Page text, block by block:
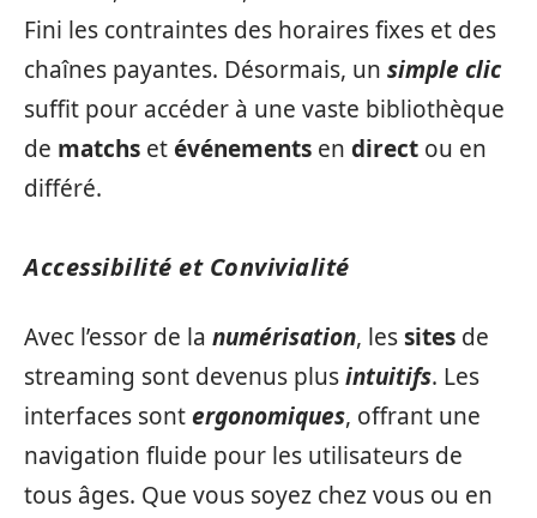
Fini les contraintes des horaires fixes et des
chaînes payantes. Désormais, un simple clic
suffit pour accéder à une vaste bibliothèque
de matchs etévénements en direct ou en
différé.
Accessibilité et Convivialité
Avec l’essor de la numérisation, lessites de
streaming sont devenus plusintuitifs. Les
interfaces sontergonomiques, offrant une
navigation fluide pour les utilisateurs de
tous âges. Que vous soyez chez vous ou en